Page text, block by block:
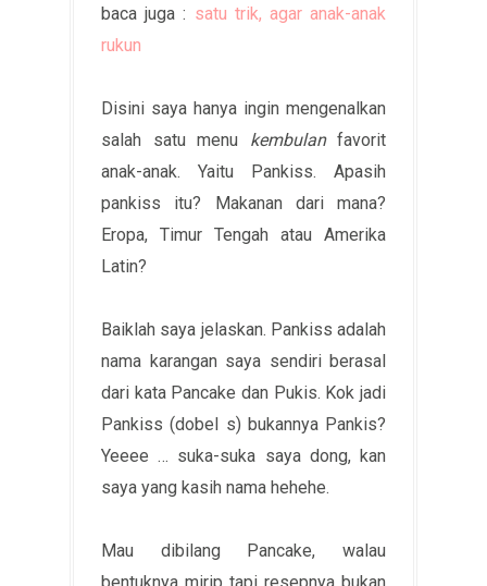
baca juga : satu trik, agar anak-anak
rukun
Disini saya hanya ingin mengenalkan
salah satu menu kembulanfavorit
anak-anak. Yaitu Pankiss. Apasih
pankiss itu? Makanan dari mana?
Eropa, Timur Tengah atau Amerika
Latin?
Baiklah saya jelaskan. Pankiss adalah
nama karangan saya sendiri berasal
dari kata Pancake dan Pukis. Kok jadi
Pankiss (dobel s) bukannya Pankis?
Yeeee … suka-suka saya dong, kan
saya yang kasih nama hehehe.
Mau dibilang Pancake, walau